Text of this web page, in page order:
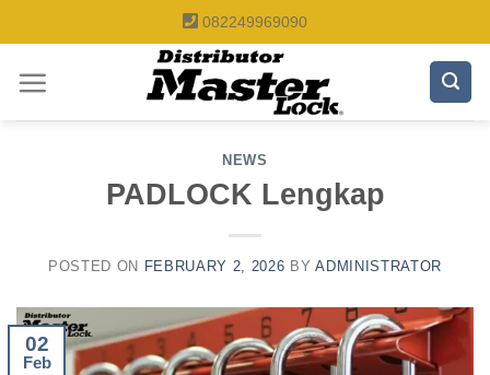
to
content
082249969090
NEWS
PADLOCK Lengkap
POSTED ON FEBRUARY 2, 2026 BYADMINISTRATOR
02
Feb